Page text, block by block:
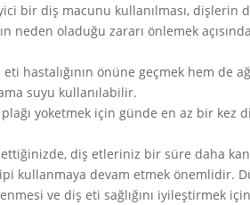
bir diş macunu kullanılması, dişlerin
neden oladuğu zararı önlemek
hastalığının önüne geçmek hem de
suyu kullanılabilir.
yoketmek için günde en az bir kez
diş etleriniz bir süre daha
kullanmaya devam etmek önemlidir.
ve diş eti sağlığını iyileştirmek